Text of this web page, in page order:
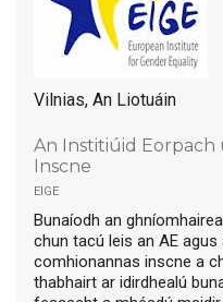
Vilnias, An Liotuáin
An Institiúid Eorpach
Inscne
eige
Bunaíodh an
chun tacú leis an AE
comhionannas inscne a
thabhairt ar idirdhealú